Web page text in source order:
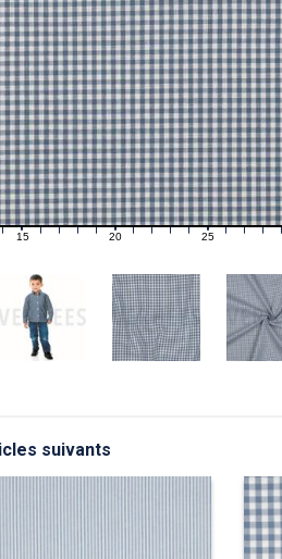
15 16 17 18 19 20 21 22 23 24 25 26 27 28
suivants